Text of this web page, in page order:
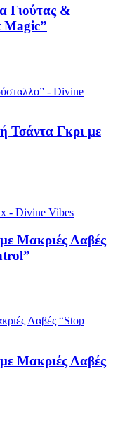
Γιούτας &
Magic”
Τσάντα Γκρι με
Μακριές Λαβές
Μακριές Λαβές